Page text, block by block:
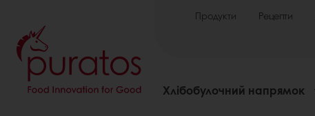
Продукти Рецепти
Хлібобулочний напрямок